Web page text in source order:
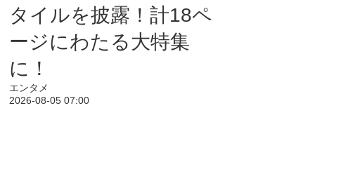
タイルを披露！計18ペ
ージにわたる大特集
に！
エンタメ
2026-08-05 07:00